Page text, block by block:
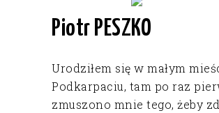
Piotr PESZKO
Urodziłem się w małym
Podkarpaciu, tam po raz
zmuszono mnie tego, żeby